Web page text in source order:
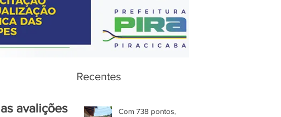
avalições
Recentes
Com 738 pontos,